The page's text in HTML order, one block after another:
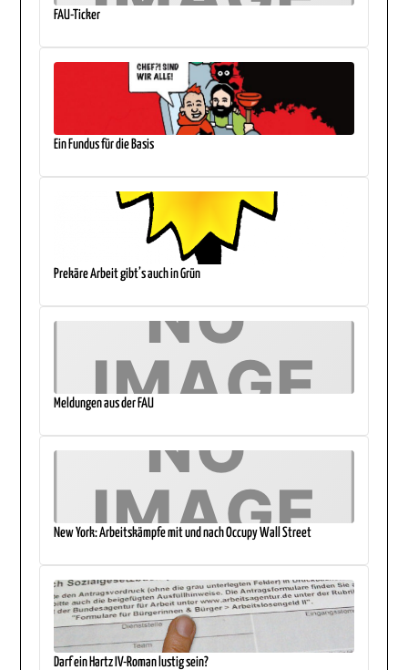
FAU-Ticker
Ein Fundus für die Basis
Prekäre Arbeit gibt’s auch in Grün
Meldungen aus der FAU
New York: Arbeitskämpfe mit und nach Occupy Wall Street
Darf ein Hartz IV-Roman lustig sein?